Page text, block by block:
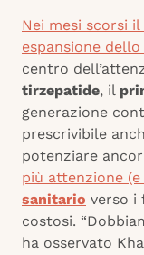
Nei mesi scorsi
espansione
centro
tirzepatide, il
generazione
prescrivibile
potenziare
più attenzione
sanitario verso i
costosi.
ha osservato